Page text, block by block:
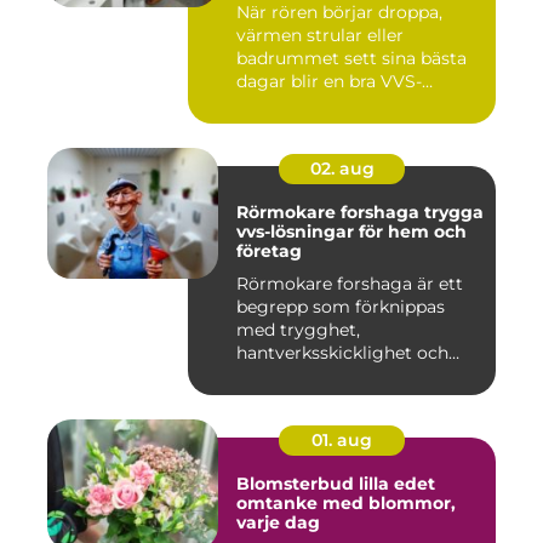
När rören börjar droppa,
värmen strular eller
badrummet sett sina bästa
dagar blir en bra VVS-
02. aug
Rörmokare forshaga trygga
vvs-lösningar för hem och
företag
Rörmokare forshaga är ett
begrepp som förknippas
med trygghet,
hantverksskicklighet och
01. aug
Blomsterbud lilla edet
omtanke med blommor,
varje dag